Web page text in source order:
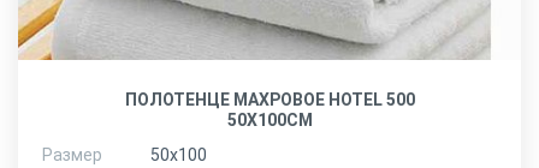
ПОЛОТЕНЦЕ МАХРОВОЕ HOTEL 500
50Х100СМ
Размер
50х100